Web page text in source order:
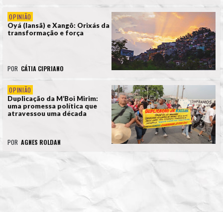
OPINIÃO
Oyá (Iansã) e Xangô: Orixás da
transformação e força
POR CÁTIA CIPRIANO
OPINIÃO
Duplicação da M’Boi Mirim:
uma promessa política que
atravessou uma década
POR AGNES ROLDAN